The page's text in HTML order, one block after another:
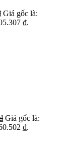
Giá gốc là:
₫.
Giá gốc là:
₫.